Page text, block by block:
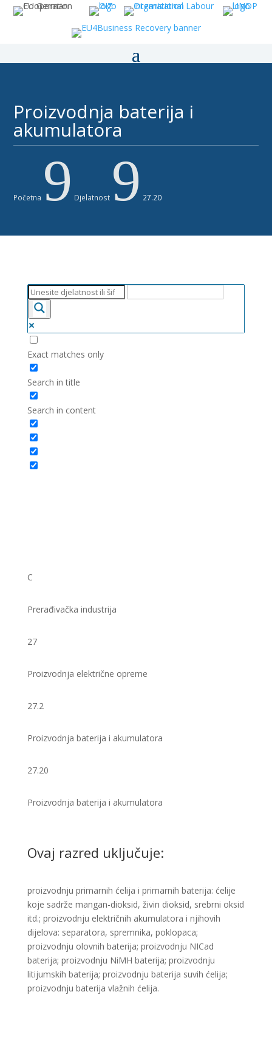
Proizvodnja baterija i
akumulatora ​
Početna 9 Djelatnost 9 27.20
Exact matches only
Search in title
Search in content
C
Prerađivačka industrija
27
Proizvodnja električne opreme
27.2
Proizvodnja baterija i akumulatora
27.20
Proizvodnja baterija i akumulatora ​
Ovaj razred uključuje:
​proizvodnju primarnih ćelija i primarnih baterija: ćelije
koje sadrže mangan-dioksid, živin dioksid, srebrni oksid
itd.; proizvodnju električnih akumulatora i njihovih
dijelova: separatora, spremnika, poklopaca;
proizvodnju olovnih baterija; proizvodnju NICad
baterija; proizvodnju NiMH baterija; proizvodnju
litijumskih baterija; proizvodnju baterija suvih ćelija;
proizvodnju baterija vlažnih ćelija.​